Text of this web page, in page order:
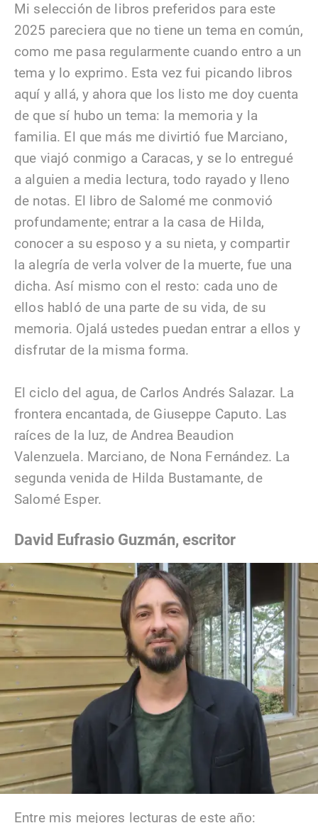
Mi selección de libros preferidos para este
2025 pareciera que no tiene un tema en común,
como me pasa regularmente cuando entro a un
tema y lo exprimo. Esta vez fui picando libros
aquí y allá, y ahora que los listo me doy cuenta
de que sí hubo un tema: la memoria y la
familia. El que más me divirtió fue Marciano,
que viajó conmigo a Caracas, y se lo entregué
a alguien a media lectura, todo rayado y lleno
de notas. El libro de Salomé me conmovió
profundamente; entrar a la casa de Hilda,
conocer a su esposo y a su nieta, y compartir
la alegría de verla volver de la muerte, fue una
dicha. Así mismo con el resto: cada uno de
ellos habló de una parte de su vida, de su
memoria. Ojalá ustedes puedan entrar a ellos y
disfrutar de la misma forma.
El ciclo del agua, de Carlos Andrés Salazar. La
frontera encantada, de Giuseppe Caputo. Las
raíces de la luz, de Andrea Beaudion
Valenzuela. Marciano, de Nona Fernández. La
segunda venida de Hilda Bustamante, de
Salomé Esper.
David Eufrasio Guzmán, escritor
Entre mis mejores lecturas de este año: